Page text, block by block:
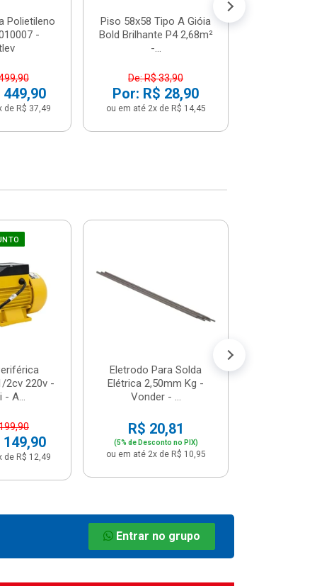
Polietileno
-
de R$ 37,49
Piso 58x58 Tipo A Gióia
Bold Brilhante P4 2,68m²
-...
De: R$ 33,90
Por: R$ 28,90
ou em até 2x de R$ 14,45
2cv 220v -
- A...
149,90
de R$ 12,49
Eletrodo Para Solda
Elétrica 2,50mm Kg -
Vonder - ...
R$ 20,81
(5% de Desconto no PIX)
ou em até 2x de R$ 10,95
Entrar no grupo